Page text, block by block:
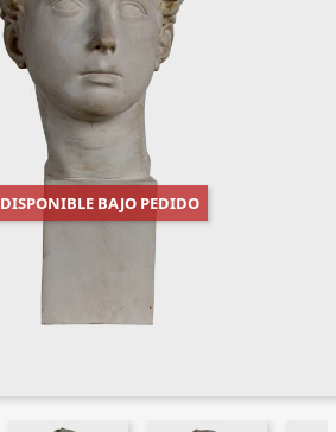
DISPONIBLE BAJO PEDIDO